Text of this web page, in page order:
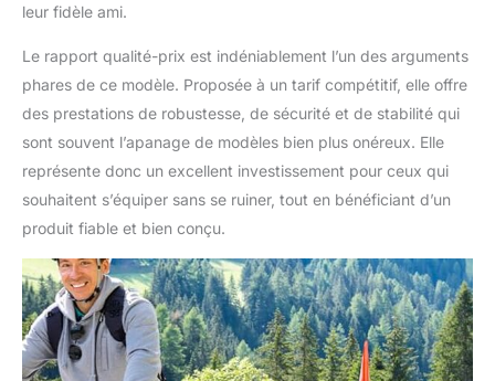
leur fidèle ami.
Le rapport qualité-prix est indéniablement l’un des arguments
phares de ce modèle. Proposée à un tarif compétitif, elle offre
des prestations de robustesse, de sécurité et de stabilité qui
sont souvent l’apanage de modèles bien plus onéreux. Elle
représente donc un excellent investissement pour ceux qui
souhaitent s’équiper sans se ruiner, tout en bénéficiant d’un
produit fiable et bien conçu.